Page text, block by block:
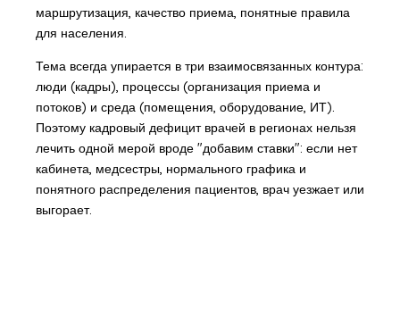
маршрутизация, качество приема, понятные правила
для населения.
Тема всегда упирается в три взаимосвязанных контура:
люди (кадры), процессы (организация приема и
потоков) и среда (помещения, оборудование, ИТ).
Поэтому кадровый дефицит врачей в регионах нельзя
лечить одной мерой вроде "добавим ставки": если нет
кабинета, медсестры, нормального графика и
понятного распределения пациентов, врач уезжает или
выгорает.